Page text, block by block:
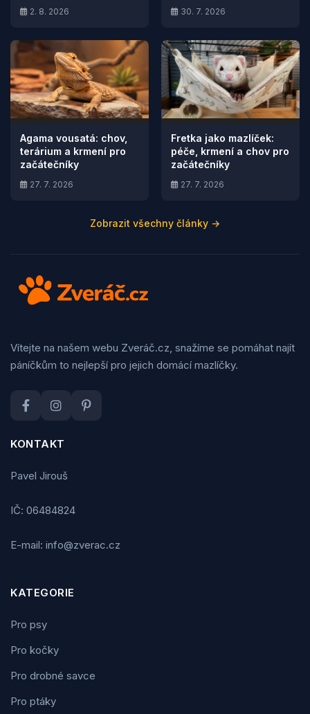
2. 8. 2026 30. 7. 2026
Agama vousatá: chov,
terárium a krmení pro
začátečníky
27. 7. 2026
Fretka jako mazlíček:
péče, krmení a chov pro
začátečníky
27. 7. 2026
Zobrazit všechny články →
Vítejte na našem webu Zveráč.cz, snažíme se pomáhat najít
páníčkům to nejlepší pro jejich domácí mazlíčky.
KONTAKT
Pavel Jirouš
IČ: 06484824
E-mail: info@zverac.cz
KATEGORIE
Pro psy
Pro kočky
Pro drobné savce
Pro ptáky